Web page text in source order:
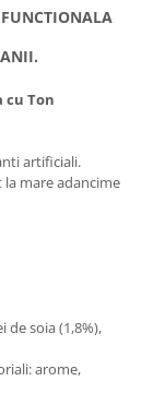
cu Ton
artificiali.
la mare adancime
de soia (1,8%),
arome,